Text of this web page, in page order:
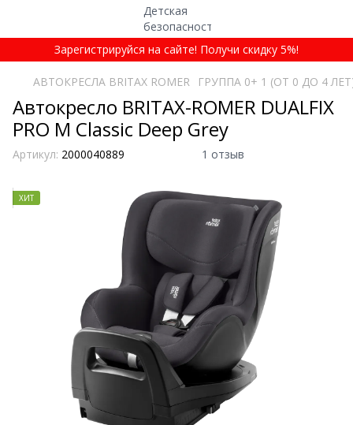
Зарегистрируйся на сайте! Получи скидку 5%!
АВТОКРЕСЛА BRITAX ROMER ГРУППА 0+ 1 (ОТ 0 ДО 4
Автокресло BRITAX-ROMER DUALFIX
PRO M Classic Deep Grey
Артикул: 2000040889 1 отзыв
ХИТ